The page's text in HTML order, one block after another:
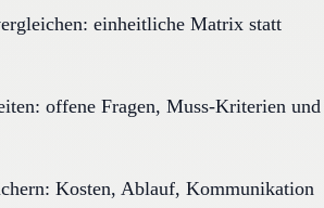
einheitliche Matrix statt
offene Fragen, Muss-Kriterien und
Kosten, Ablauf, Kommunikation